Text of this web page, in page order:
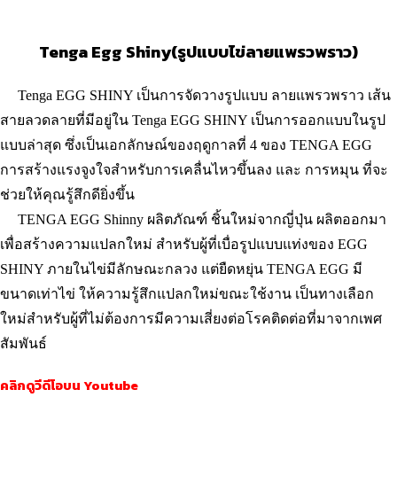
Tenga Egg Shiny(รูปแบบไข่ลายแพรวพราว)
Tenga EGG SHINY เป็นการจัดวางรูปแบบ ลายแพรวพราว เส้น
สายลวดลายที่มีอยู่ใน Tenga EGG SHINY เป็นการออกแบบในรูป
แบบล่าสุด ซึ่งเป็นเอกลักษณ์ของฤดูกาลที่ 4 ของ TENGA EGG
การสร้างแรงจูงใจสำหรับการเคลื่นไหวขึ้นลง และ การหมุน ที่จะ
ช่วยให้คุณรู้สึกดียิ่งขึ้น
TENGA EGG Shinny ผลิตภัณฑ์ ชิ้นใหม่จากญี่ปุ่น ผลิตออกมา
เพื่อสร้างความแปลกใหม่ สำหรับผู้ที่เบื่อรูปแบบแท่งของ EGG
SHINY ภายในไข่มีลักษณะกลวง แต่ยืดหยุ่น TENGA EGG มี
ขนาดเท่าไข่ ให้ความรู้สึกแปลกใหม่ขณะใช้งาน เป็นทางเลือก
ใหม่สำหรับผู้ที่ไม่ต้องการมีความเสี่ยงต่อโรคติดต่อที่มาจากเพศ
สัมพันธ์
คลิกดูวีดีโอบน Youtube